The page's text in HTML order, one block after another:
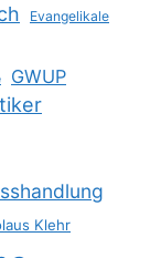
Evangelikale
GWUP
Klehr